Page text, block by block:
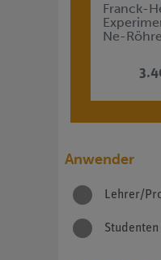
Franck-
Ne-Röhre
Anwender
Lehrer/
Studenten